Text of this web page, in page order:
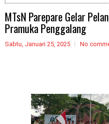
MTsN Parepare Gelar
Pramuka Penggalang
Sabtu, Januari 25, 2025 No